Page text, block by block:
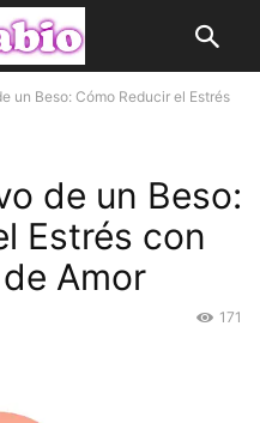
un Beso: Cómo Reducir el Estrés
de un Beso:
Estrés con
Amor
171